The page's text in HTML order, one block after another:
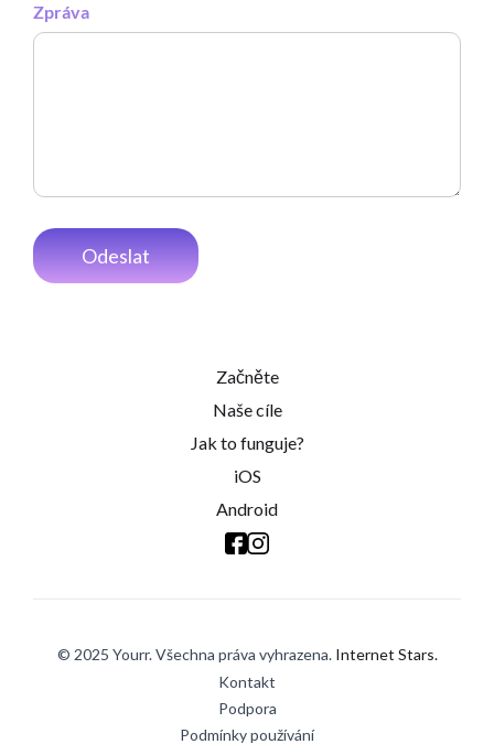
Zpráva
Začněte
Naše cíle
Jak to funguje?
iOS
Android
© 2025 Yourr. Všechna práva vyhrazena. Internet Stars.
Kontakt
Podpora
Podmínky používání